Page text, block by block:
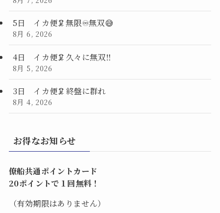
5日 イカ便🦑無限♾️無双😅
8月 6, 2026
4日 イカ便🦑久々に無双‼️
8月 5, 2026
3日 イカ便🦑終盤に群れ
8月 4, 2026
お得なお知らせ
僚船共通ポイントカード
20ポイントで１回無料！
（有効期限はありません）